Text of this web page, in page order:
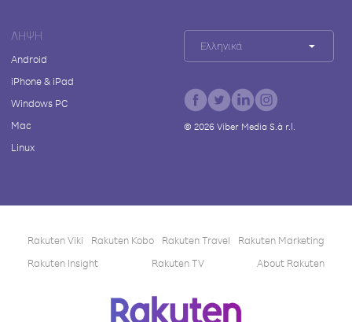
ΛΉΨΗ
Android
iPhone & iPad
Windows PC
Mac
Linux
Ελληνικά
© 2026Viber Media S.à r.l.
Rakuten Viki Rakuten Kobo Rakuten Travel
Rakuten Marketing
Rakuten Insight
Rakuten TV About Rakuten